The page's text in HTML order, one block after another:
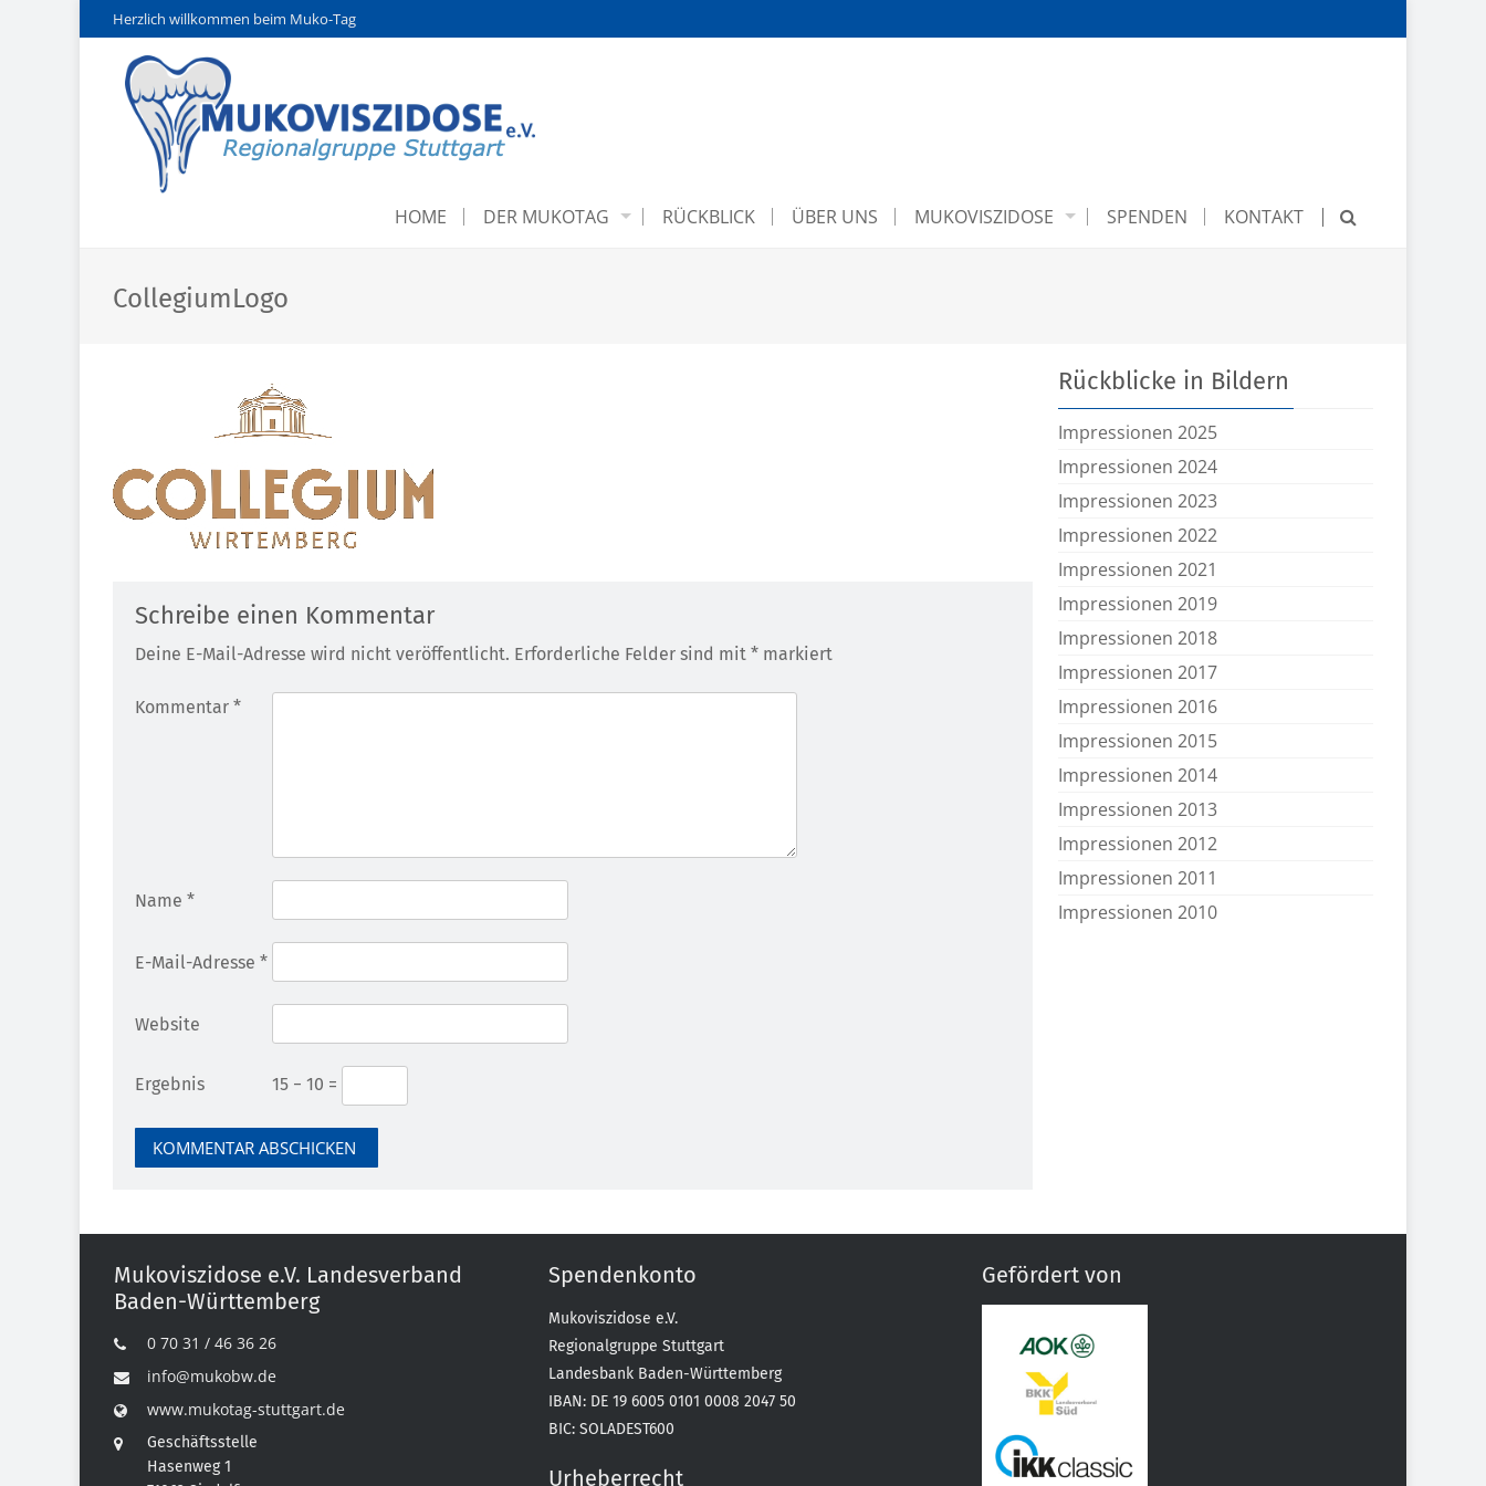
Herzlich willkommen beim Muko-Tag
HOME DER MUKOTAG RÜCKBLICK ÜBER UNS MUKOVISZIDOSE SPENDEN KONTAKT
CollegiumLogo
Schreibe einen Kommentar
Deine E-Mail-Adresse wird nicht veröffentlicht. Erforderliche Felder sind mit * markiert
Kommentar *
Name *
E-Mail-Adresse *
Website
Ergebnis 15 − 10 =
Rückblicke in Bildern
Impressionen 2025
Impressionen 2024
Impressionen 2023
Impressionen 2022
Impressionen 2021
Impressionen 2019
Impressionen 2018
Impressionen 2017
Impressionen 2016
Impressionen 2015
Impressionen 2014
Impressionen 2013
Impressionen 2012
Impressionen 2011
Impressionen 2010
Mukoviszidose e.V. Landesverband
Baden-Württemberg
0 70 31 / 46 36 26
info@mukobw.de
www.mukotag-stuttgart.de
Geschäftsstelle
Hasenweg 1
Spendenkonto
Mukoviszidose e.V.
Regionalgruppe Stuttgart
Landesbank Baden-Württemberg
IBAN: DE 19 6005 0101 0008 2047 50
BIC: SOLADEST600
Urheberrecht
Gefördert von